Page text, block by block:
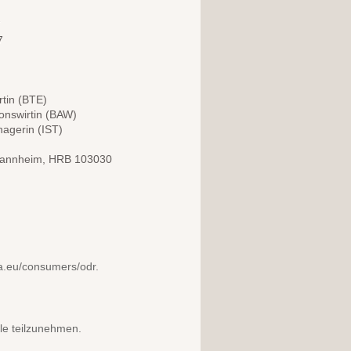
(BTE)
(BAW)
(IST)
HRB 103030
consumers/odr.
teilzunehmen.